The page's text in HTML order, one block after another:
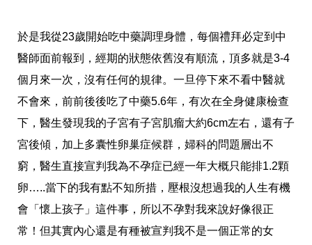
於是我從23歲開始吃中藥調理身體，每個禮拜必定到中
醫師面前報到，經期的狀態依舊沒有順流，頂多就是3-4
個月來一次，沒有任何的規律。一旦停下來不看中醫就
不會來，前前後後吃了中藥5.6年，有次在全身健康檢查
下，醫生發現我的子宮有子宮肌瘤大約6cm左右，還有子
宮後傾，加上多囊性卵巢症候群，婦科的問題層出不
窮，醫生直接宣判我為不孕症已經一年大概只能排1.2顆
卵…..當下的我有點不知所措，壓根沒想過我的人生有機
會「懷上孩子」這件事，所以不孕對我來說好像很正
常！但其實內心還是有種被宣判我不是一個正常的女